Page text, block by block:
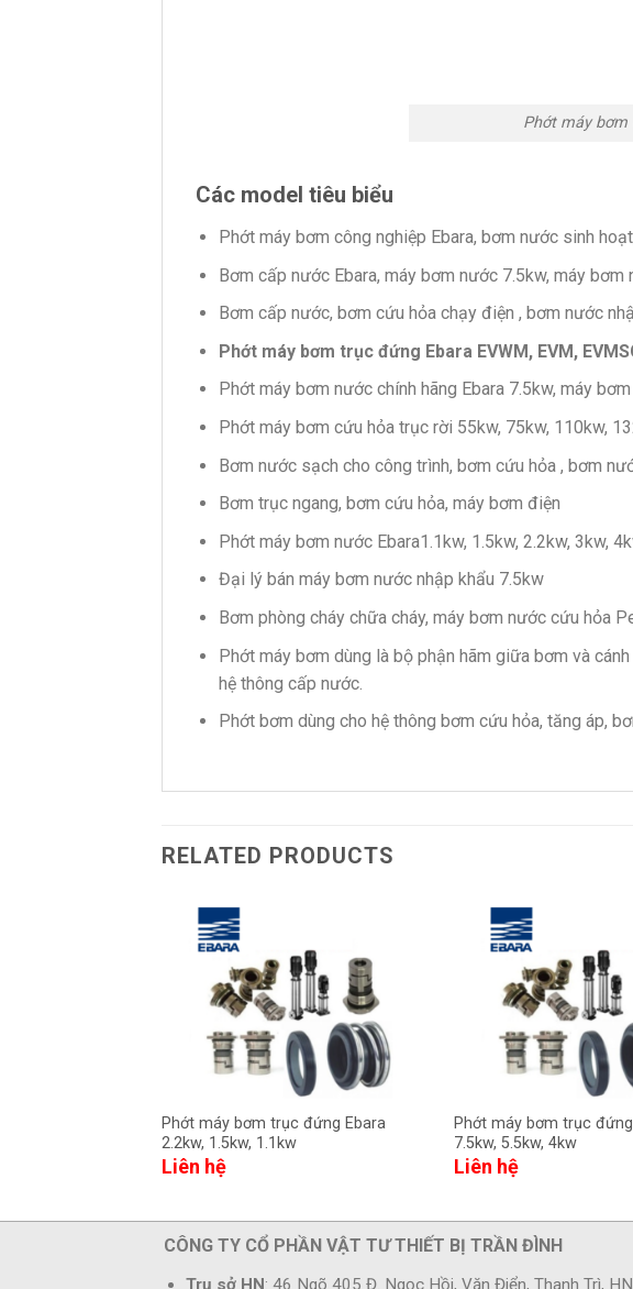
Phớt máy bơm
Các model tiêu biểu
Phớt máy bơm công nghiệp Ebara, bơm nước sinh
Bơm cấp nước Ebara, máy bơm nước 7.5kw, máy bơm
Bơm cấp nước, bơm cứu hỏa chạy điện , bơm nước
Phớt máy bơm trục đứng Ebara EVWM, EVM,
Phớt máy bơm nước chính hãng Ebara 7.5kw, máy
Phớt máy bơm cứu hỏa trục rời 55kw, 75kw, 110kw,
Bơm nước sạch cho công trình, bơm cứu hỏa , bơm
Bơm trục ngang, bơm cứu hỏa, máy bơm điện
Phớt máy bơm nước Ebara1.1kw, 1.5kw, 2.2kw, 3kw,
Đại lý bán máy bơm nước nhập khẩu 7.5kw
Bơm phòng cháy chữa cháy, máy bơm nước cứu hỏa
Phớt máy bơm dùng là bộ phận hãm giữa bơm và
hệ thông cấp nước.
Phớt bơm dùng cho hệ thông bơm cứu hỏa, tăng áp,
RELATED PRODUCTS
Phớt máy bơm trục đứng Ebara
2.2kw, 1.5kw, 1.1kw
Liên hệ
Phớt máy bơm trục
7.5kw, 5.5kw, 4kw
Liên hệ
CÔNG TY CỔ PHẦN VẬT TƯ THIẾT BỊ TRẦN ĐÌNH
Trụ sở HN: 46 Ngõ 405 Đ. Ngọc Hồi, Văn Điển, Thanh Trì, HN